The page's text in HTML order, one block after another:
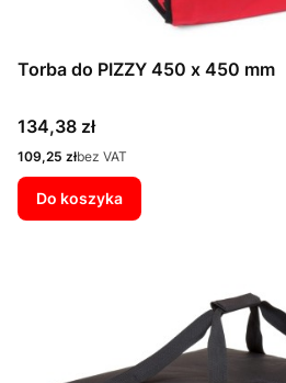
Torba do PIZZY 450 x 450 mm
Cena
134,38 zł
Cena
109,25 złbez VAT
Do koszyka